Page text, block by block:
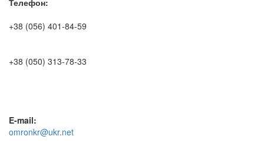
Телефон:
+38 (056) 401-84-59
+38 (050) 313-78-33
E-mail:
omronkr@ukr.net